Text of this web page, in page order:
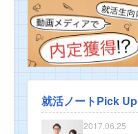
就活ノートPick Up
2017.06.25